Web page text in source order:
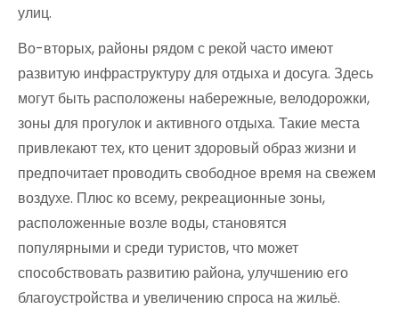
улиц.
Во-вторых, районы рядом с рекой часто имеют
развитую инфраструктуру для отдыха и досуга. Здесь
могут быть расположены набережные, велодорожки,
зоны для прогулок и активного отдыха. Такие места
привлекают тех, кто ценит здоровый образ жизни и
предпочитает проводить свободное время на свежем
воздухе. Плюс ко всему, рекреационные зоны,
расположенные возле воды, становятся
популярными и среди туристов, что может
способствовать развитию района, улучшению его
благоустройства и увеличению спроса на жильё.